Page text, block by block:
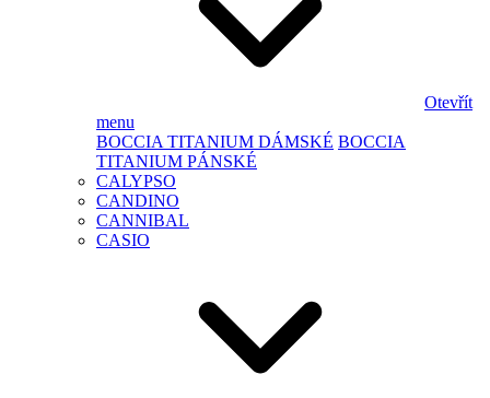
Otevřít
menu
BOCCIA TITANIUM DÁMSKÉ BOCCIA
TITANIUM PÁNSKÉ
CALYPSO
CANDINO
CANNIBAL
CASIO